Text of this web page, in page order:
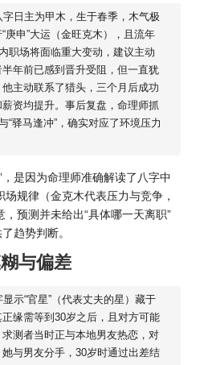
日主为甲木，生于春季，木气极
庚申”大运（金旺克木），且流年
职场将面临重大变动，建议主动
年前已感到晋升受阻，但一直犹
主动联系了猎头，三个月后成功
资均提升。事后复盘，命理师抓
驿马逢冲”，确实对应了环境压力
是因为命理师准确解读了八字中
规律（金克木代表压力与竞争，
预测并未给出“具体哪一天离职”
趋势判断。
与偏差
示“官星”（代表丈夫的星）藏于
缘需等到30岁之后，且对方可能
测者当时正与本地男友热恋，对
与男友分手，30岁时通过出差结